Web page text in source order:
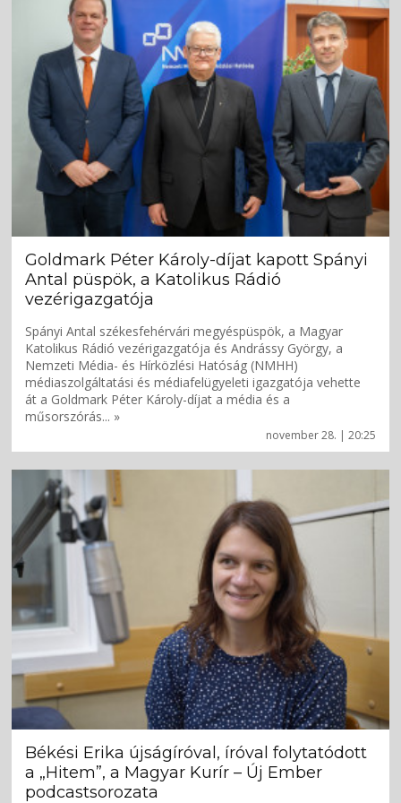
november 28. | 20:25
Goldmark Péter Károly-díjat kapott Spányi
Antal püspök, a Katolikus Rádió
vezérigazgatója
Spányi Antal székesfehérvári megyéspüspök, a Magyar
Katolikus Rádió vezérigazgatója és Andrássy György, a
Nemzeti Média- és Hírközlési Hatóság (NMHH)
médiaszolgáltatási és médiafelügyeleti igazgatója vehette
át a Goldmark Péter Károly-díjat a média és a
műsorszórás... »
Békési Erika újságíróval, íróval folytatódott
a „Hitem”, a Magyar Kurír – Új Ember
podcastsorozata